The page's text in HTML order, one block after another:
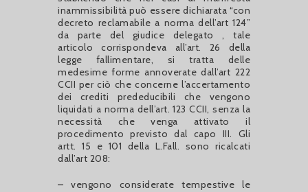
inammissibilità può essere dichiarata “con
decreto reclamabile a norma dell’art 124”
da parte del giudice delegato , tale
articolo corrispondeva all’art. 26 della
legge fallimentare, si tratta delle
medesime forme annoverate dall’art 222
CCII per ciò che concerne l’accertamento
dei crediti prededucibili che vengono
liquidati a norma dell’art. 123 CCII, senza la
necessità che venga attivato il
procedimento previsto dal capo III. Gli
artt. 15 e 101 della L.Fall. sono ricalcati
dall’art 208:
– vengono considerate tempestive le